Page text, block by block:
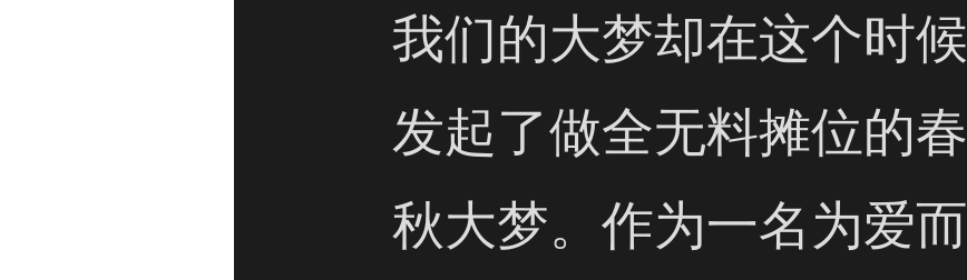
我们的大梦却在这个时候
发起了做全无料摊位的春
秋大梦。作为一名为爱而